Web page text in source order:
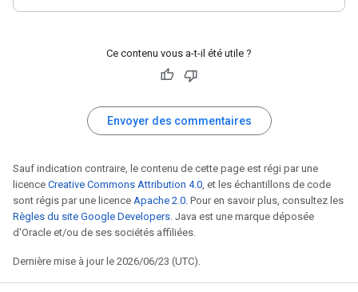
Ce contenu vous a-t-il été utile ?
Envoyer des commentaires
Sauf indication contraire, le contenu de cette page est régi par une
licence Creative Commons Attribution 4.0, et les échantillons de code
sont régis par une licence Apache 2.0. Pour en savoir plus, consultez les
Règles du site Google Developers. Java est une marque déposée
d'Oracle et/ou de ses sociétés affiliées.
Dernière mise à jour le 2026/06/23 (UTC).